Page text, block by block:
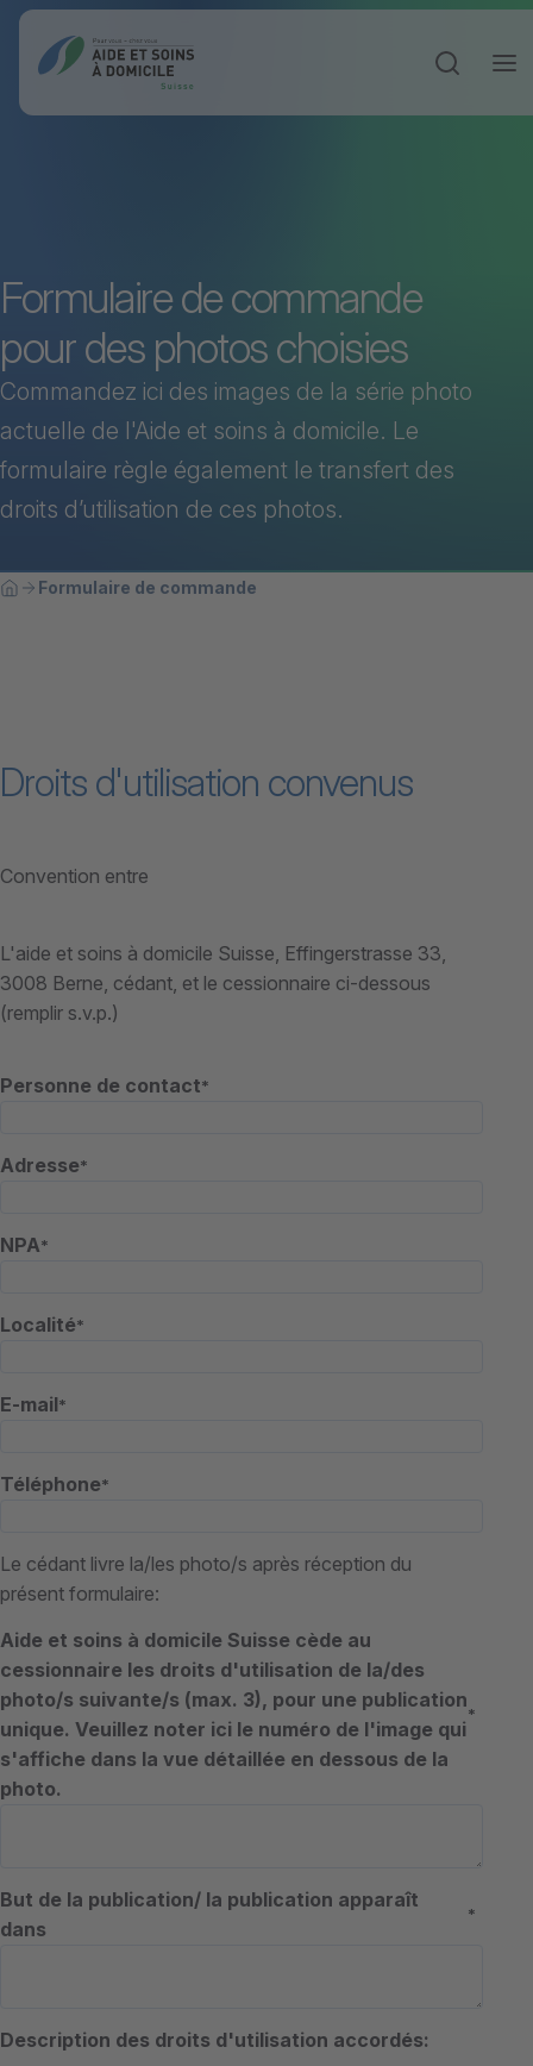
Ouvrir la
Formulaire de commande
pour des photos choisies
Commandez ici des images de la série photo
actuelle de l'Aide et soins à domicile. Le
formulaire règle également le transfert des
droits d’utilisation de ces photos.
Breadcrumb
Vous êtes ici:
HomeFormulaire de commande
Droits d'utilisation convenus
Convention entre
L'aide et soins à domicile Suisse, Effingerstrasse 33,
3008 Berne, cédant, et le cessionnaire ci-dessous
(remplir s.v.p.)
Personne de contact*
Adresse*
NPA*
Localité*
E-mail*
Téléphone*
Le cédant livre la/les photo/s après réception du
présent formulaire:
Aide et soins à domicile Suisse cède au
cessionnaire les droits d'utilisation de la/des
photo/s suivante/s (max. 3), pour une publication
unique. Veuillez noter ici le numéro de l'image qui
s'affiche dans la vue détaillée en dessous de la
photo.
*
But de la publication/ la publication apparaît
dans
*
Description des droits d'utilisation accordés: